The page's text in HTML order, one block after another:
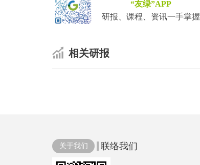
“友绿”APP
研报、课程、资讯一手掌握
相关研报
关于我们 联络我们